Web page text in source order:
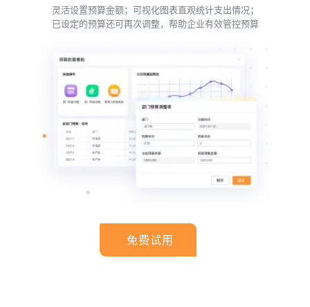
灵活设置预算金额；可视化图表直观统计支出情况；
已设定的预算还可再次调整，帮助企业有效管控预算
免费试用